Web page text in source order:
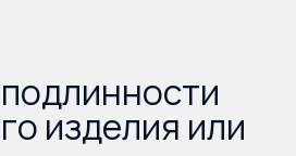
изделия или